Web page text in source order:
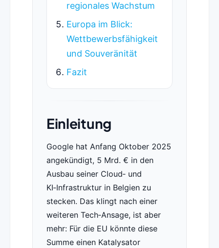
regionales Wachstum
Europa im Blick:
Wettbewerbsfähigkeit
und Souveränität
Fazit
Einleitung
Google hat Anfang Oktober 2025
angekündigt, 5 Mrd. € in den
Ausbau seiner Cloud‑ und
KI‑Infrastruktur in Belgien zu
stecken. Das klingt nach einer
weiteren Tech‑Ansage, ist aber
mehr: Für die EU könnte diese
Summe einen Katalysator